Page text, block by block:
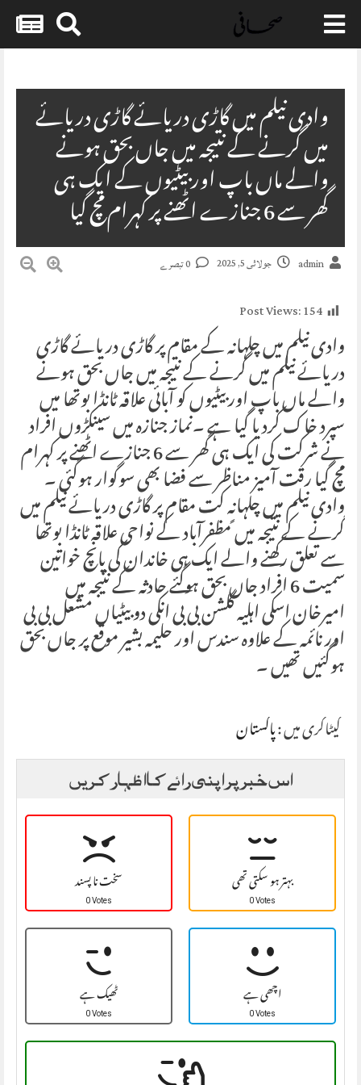
Skip
وادی نیلم میں گاڑی دریائے گاڑی دریائے
میں گرنے کے نتیجہ میں جاں بحق ہونے
والے ماں باپ اور بیٹیوں کے ایک ہی
گھر سے 6 جنازے اٹھنے پر کہرام مچ گیا
admin جولائی 5, 2025
Post Views:154
وادی نیلم میں چلہانہ کے مقام پر گاڑی دریائے گاڑی
دریائے نیلم میں گرنے کے نتیجہ میں جاں بحق ہونے
والے ماں باپ اور بیٹیوں کو آبائی علاقہ ٹانڈا بوتھا میں
سپرد خاک کردیا گیا ہے ۔نماز جنازہ میں سینکڑوں افراد
نے شرکت کی ایک ہی گھر سے 6 جنازے اٹھنے پر کہرام
مچ گیا رقت آمیز مناظر سے فضا بھی سوگوار ہوگئی ۔
وادی نیلم میں چلہانہ کت مقام پر گاڑی دریائے نیلم میں
گرنے کے نتیجہ میں ًمظفرآباد کے نواحی علاقہ ٹانڈا بوتھا
سے تعلق رکھنے والے ایک ہی خاندان کی پانچ خواتین
سمیت 6 افراد جاں بحق ہوگئے حادثہ کے نتیجہ میں
امیرخان اسکی اہلیہ گلشن بی بی انکی دو بیٹیاں مشعل بی بی
اور نائمہ کے علاوہ سندس اور حلیمہ بشیر موقع پر جاں بحق
ہوگئیں تھیں ۔
کیٹاگری میں :پاکستان
اس خبر پر اپنی رائے کا اظہار کریں
سخت نا پسند
0 Votes بہتر ہو سکتی تھی
0 Votes
ٹھیک ہے
0 Votes اچھی ہے
0 Votes